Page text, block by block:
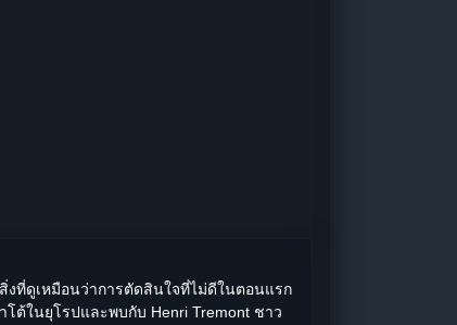
งที่ดูเหมือนว่าการตัดสินใจที่ไม่ดีในตอนแรก
โต้ในยุโรปและพบกับ Henri Tremont ชาว